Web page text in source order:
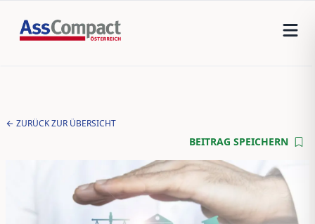
ZURÜCK ZUR ÜBERSICHT
BEITRAG SPEICHERN